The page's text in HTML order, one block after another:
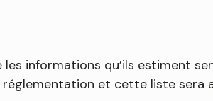
informations qu’ils estiment
et cette liste sera